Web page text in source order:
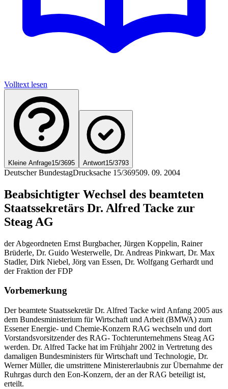
Volltext lesen
Kleine Anfrage15/3695 Antwort15/3793
Deutscher BundestagDrucksache 15/369509. 09. 2004
Beabsichtigter Wechsel des beamteten
Staatssekretärs Dr. Alfred Tacke zur
Steag AG
der Abgeordneten Ernst Burgbacher, Jürgen Koppelin, Rainer
Brüderle, Dr. Guido Westerwelle, Dr. Andreas Pinkwart, Dr. Max
Stadler, Dirk Niebel, Jörg van Essen, Dr. Wolfgang Gerhardt und
der Fraktion der FDP
Vorbemerkung
Der beamtete Staatssekretär Dr. Alfred Tacke wird Anfang 2005 aus
dem Bundesministerium für Wirtschaft und Arbeit (BMWA) zum
Essener Energie- und Chemie-Konzern RAG wechseln und dort
Vorstandsvorsitzender des RAG- Tochterunternehmens Steag AG
werden. Dr. Alfred Tacke hat im Frühjahr 2002 in Vertretung des
damaligen Bundesministers für Wirtschaft und Technologie, Dr.
Werner Müller, die umstrittene Ministererlaubnis zur Übernahme der
Ruhrgas durch den Eon-Konzern, der an der RAG beteiligt ist,
erteilt.